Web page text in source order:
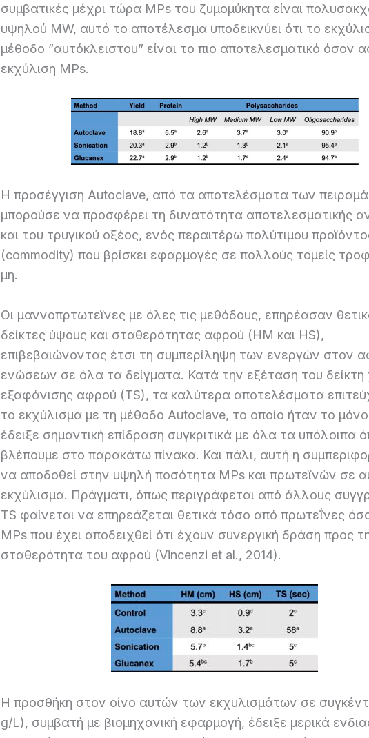
συμβατικές μέχρι τώρα MPs του ζυμομύκητα είναι
υψηλού MW, αυτό το αποτέλεσμα υποδεικνύει ότι το
μέθοδο ”αυτόκλειστου” είναι το πιο αποτελεσματικό όσον
εκχύλιση MPs.
Η προσέγγιση Autoclave, από τα αποτελέσματα των
μπορούσε να προσφέρει τη δυνατότητα αποτελεσματικής
και του τρυγικού οξέος, ενός περαιτέρω πολύτιμου
(commodity) που βρίσκει εφαρμογές σε πολλούς τομείς
μη.
Οι μαννοπρτωτεϊνες με όλες τις μεθόδους, επηρέασαν
δείκτες ύψους και σταθερότητας αφρού (HM και HS),
επιβεβαιώνοντας έτσι τη συμπερίληψη των ενεργών στον
ενώσεων σε όλα τα δείγματα. Κατά την εξέταση του δείκτη
εξαφάνισης αφρού (TS), τα καλύτερα αποτελέσματα
το εκχύλισμα με τη μέθοδο Autoclave, το οποίο ήταν το
έδειξε σημαντική επίδραση συγκριτικά με όλα τα υπόλοιπα
βλέπουμε στο παρακάτω πίνακα. Και πάλι, αυτή η
να αποδοθεί στην υψηλή ποσότητα MPs και πρωτεϊνών σε
εκχύλισμα. Πράγματι, όπως περιγράφεται από άλλους
TS φαίνεται να επηρεάζεται θετικά τόσο από πρωτεΐνες
MPs που έχει αποδειχθεί ότι έχουν συνεργική δράση προς
σταθερότητα του αφρού (Vincenzi et al., 2014).
Η προσθήκη στον οίνο αυτών των εκχυλισμάτων σε
g/L), συμβατή με βιομηχανική εφαρμογή, έδειξε μερικά